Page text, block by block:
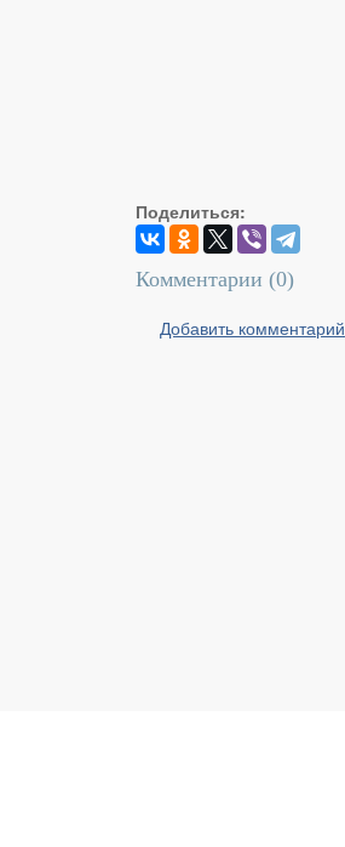
Поделиться:
Комментарии (0)
Добавить комментарий